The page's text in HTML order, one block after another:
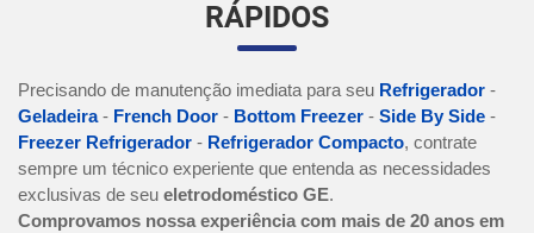
RÁPIDOS
Precisando de manutenção imediata para seu Refrigerador -
Geladeira- French Door - Bottom Freezer - Side By Side -
Freezer Refrigerador - Refrigerador Compacto, contrate
sempre um técnico experiente que entenda as necessidades
exclusivas de seu eletrodoméstico GE.
Comprovamos nossa experiência com mais de 20 anos em